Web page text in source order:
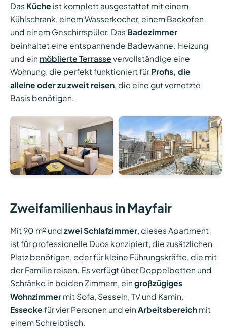
Das Küche ist komplett ausgestattet mit einem
Kühlschrank, einem Wasserkocher, einem Backofen
und einem Geschirrspüler. Das Badezimmer
beinhaltet eine entspannende Badewanne. Heizung
und ein möblierte Terrasse vervollständige eine
Wohnung, die perfekt funktioniert für Profis, die
alleine oder zu zweit reisen, die eine gut vernetzte
Basis benötigen.
Zweifamilienhaus in Mayfair
Mit 90 m² und zwei Schlafzimmer, dieses Apartment
ist für professionelle Duos konzipiert, die zusätzlichen
Platz benötigen, oder für kleine Führungskräfte, die mit
der Familie reisen. Es verfügt über Doppelbetten und
Schränke in beiden Zimmern, ein großzügiges
Wohnzimmermit Sofa, Sesseln, TV und Kamin,
Essecke für vier Personen und ein Arbeitsbereichmit
einem Schreibtisch.